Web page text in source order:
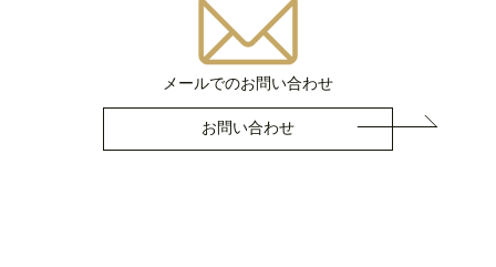
メールでのお問い合わせ
お問い合わせ